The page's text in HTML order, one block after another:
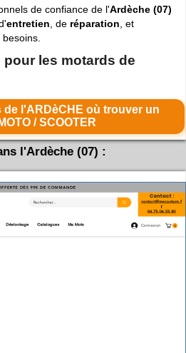
de confiance de l'Ardèche (07)
entretien , de réparation , et
les motards de
/ SCOOTER
l'Ardèche (07) :